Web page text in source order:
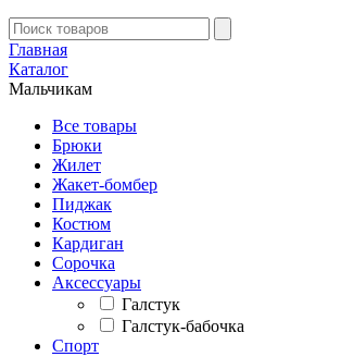
Главная
Каталог
Мальчикам
Все товары
Брюки
Жилет
Жакет-бомбер
Пиджак
Костюм
Кардиган
Сорочка
Аксессуары
Галстук
Галстук-бабочка
Спорт